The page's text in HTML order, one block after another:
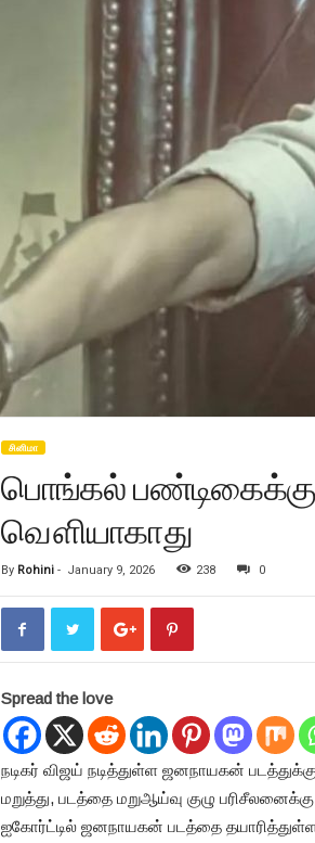
சி‌னிமா
பொங்கல்
வௌியாகாது
By Rohini- January 9, 2026 238 0
Spread the love
நடிகர் விஜய் நடித்துள்ள ஜனநாயகன்
மறுத்து, படத்தை மறுஆய்வு குழு
ஐகோர்ட்டில் ஜனநாயகன் படத்தை